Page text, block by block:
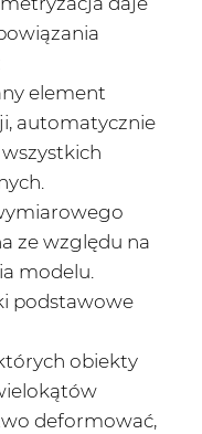
element
automatycznie
ze względu na
modelu.
podstawowe
obiekty
deformować,